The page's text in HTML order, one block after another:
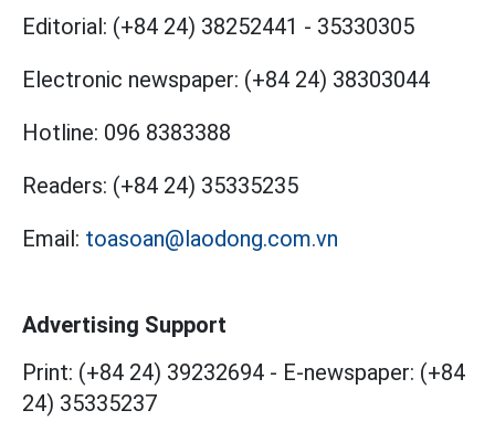
Editorial: (+84 24) 38252441 - 35330305
Electronic newspaper: (+84 24) 38303044
Hotline: 096 8383388
Readers: (+84 24) 35335235
Email: toasoan@laodong.com.vn
Advertising Support
Print: (+84 24) 39232694 - E-newspaper: (+84
24) 35335237